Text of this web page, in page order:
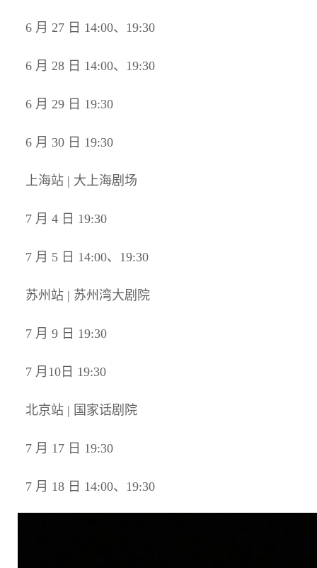
6 月 27 日 14:00、19:30
6 月 28 日 14:00、19:30
6 月 29 日 19:30
6 月 30 日 19:30
上海站 | 大上海剧场
7 月 4 日 19:30
7 月 5 日 14:00、19:30
苏州站 | 苏州湾大剧院
7 月 9 日 19:30
7 月10日 19:30
北京站 | 国家话剧院
7 月 17 日 19:30
7 月 18 日 14:00、19:30